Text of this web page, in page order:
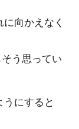
向かえなく
う思ってい
うにすると